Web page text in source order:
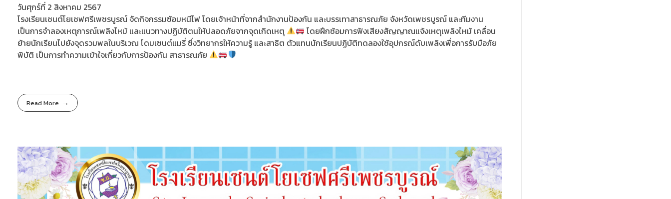
วันศุกร์ที่ 2 สิงหาคม 2567
โรงเรียนเซนต์โยเซฟศรีเพชรบูรณ์ จัดกิจกรรมซ้อมหนีไฟ โดยเจ้าหน้าที่จากสำนักงานป้องกัน และบรรเทาสาธารณภัย จังหวัดเพชรบูรณ์ และทีมงาน
เป็นการจำลองเหตุการณ์เพลิงไหม้ และแนวทางปฏิบัติตนให้ปลอดภัยจากจุดเกิดเหตุ
โดยฝึกซ้อมการฟังเสียงสัญญาณแจ้งเหตุเพลิงไหม้ เคลื่อน
ย้ายนักเรียนไปยังจุดรวมพลในบริเวณ โดมเซนต์แมรี่ ซึ่งวิทยากรให้ความรู้ และสาธิต ตัวแทนนักเรียนปฏิบัติทดลองใช้อุปกรณ์ดับเพลิงเพื่อการรับมือภัย
พิบัติ เป็นการทำความเข้าใจเกี่ยวกับการป้องกัน สาธารณภัย
Read More